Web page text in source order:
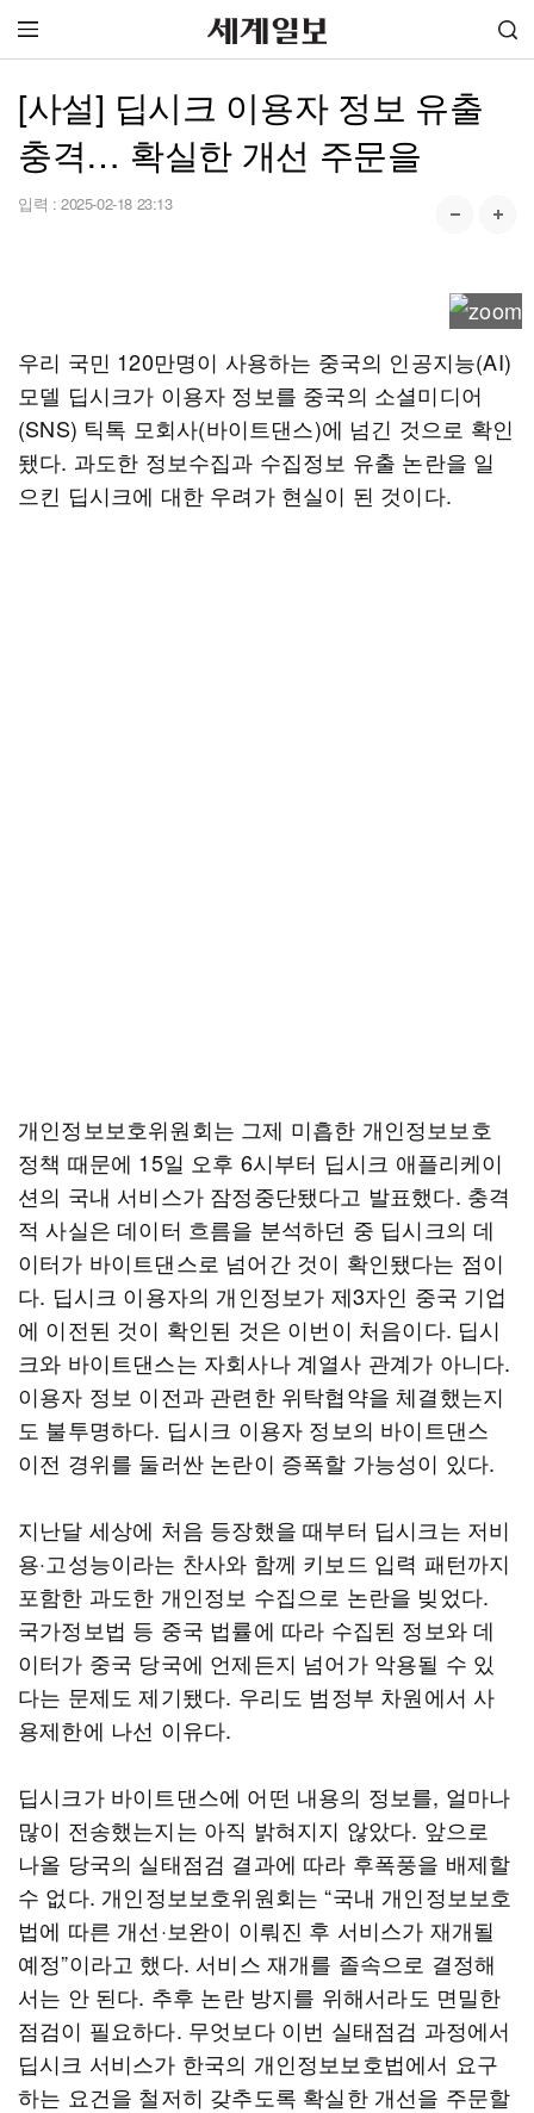
[사설] 딥시크 이용자 정보 유출
충격… 확실한 개선 주문을
입력 : 2025-02-18 23:13
우리 국민 120만명이 사용하는 중국의 인공지능(AI)
모델 딥시크가 이용자 정보를 중국의 소셜미디어
(SNS) 틱톡 모회사(바이트댄스)에 넘긴 것으로 확인
됐다. 과도한 정보수집과 수집정보 유출 논란을 일
으킨 딥시크에 대한 우려가 현실이 된 것이다.
개인정보보호위원회는 그제 미흡한 개인정보보호
정책 때문에 15일 오후 6시부터 딥시크 애플리케이
션의 국내 서비스가 잠정중단됐다고 발표했다. 충격
적 사실은 데이터 흐름을 분석하던 중 딥시크의 데
이터가 바이트댄스로 넘어간 것이 확인됐다는 점이
다. 딥시크 이용자의 개인정보가 제3자인 중국 기업
에 이전된 것이 확인된 것은 이번이 처음이다. 딥시
크와 바이트댄스는 자회사나 계열사 관계가 아니다.
이용자 정보 이전과 관련한 위탁협약을 체결했는지
도 불투명하다. 딥시크 이용자 정보의 바이트댄스
이전 경위를 둘러싼 논란이 증폭할 가능성이 있다.
지난달 세상에 처음 등장했을 때부터 딥시크는 저비
용·고성능이라는 찬사와 함께 키보드 입력 패턴까지
포함한 과도한 개인정보 수집으로 논란을 빚었다.
국가정보법 등 중국 법률에 따라 수집된 정보와 데
이터가 중국 당국에 언제든지 넘어가 악용될 수 있
다는 문제도 제기됐다. 우리도 범정부 차원에서 사
용제한에 나선 이유다.
딥시크가 바이트댄스에 어떤 내용의 정보를, 얼마나
많이 전송했는지는 아직 밝혀지지 않았다. 앞으로
나올 당국의 실태점검 결과에 따라 후폭풍을 배제할
수 없다. 개인정보보호위원회는 “국내 개인정보보호
법에 따른 개선·보완이 이뤄진 후 서비스가 재개될
예정”이라고 했다. 서비스 재개를 졸속으로 결정해
서는 안 된다. 추후 논란 방지를 위해서라도 면밀한
점검이 필요하다. 무엇보다 이번 실태점검 과정에서
딥시크 서비스가 한국의 개인정보보호법에서 요구
하는 요건을 철저히 갖추도록 확실한 개선을 주문할